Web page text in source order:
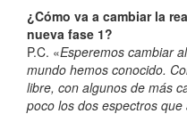
¿Cómo va a cambiar la
nueva fase 1?
P.C. «Esperemos cambiar
mundo hemos conocido.
libre, con algunos de más
poco los dos espectros